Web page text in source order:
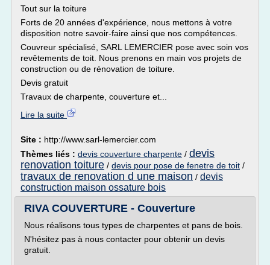
Tout sur la toiture
Forts de 20 années d'expérience, nous mettons à votre
disposition notre savoir-faire ainsi que nos compétences.
Couvreur spécialisé, SARL LEMERCIER pose avec soin vos
revêtements de toit. Nous prenons en main vos projets de
construction ou de rénovation de toiture.
Devis gratuit
Travaux de charpente, couverture et...
Lire la suite
Site : http://www.sarl-lemercier.com
Thèmes liés : devis couverture charpente / devis
renovation toiture / devis pour pose de fenetre de toit /
travaux de renovation d une maison / devis
construction maison ossature bois
RIVA COUVERTURE - Couverture
Nous réalisons tous types de charpentes et pans de bois.
N'hésitez pas à nous contacter pour obtenir un devis
gratuit.